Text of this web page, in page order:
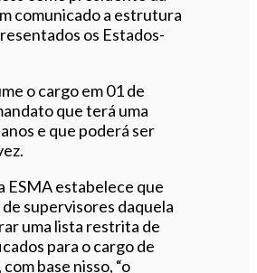
comunicado a estrutura
os Estados-
o cargo em 01 de
que terá uma
e que poderá ser
ESMA estabelece que
supervisores daquela
uma lista restrita de
para o cargo de
base nisso, “o